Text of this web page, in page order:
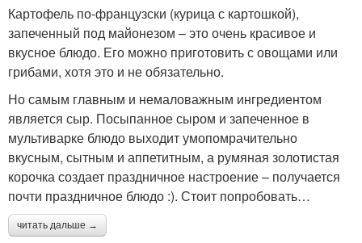
Картофель по-французски (курица с картошкой),
запеченный под майонезом – это очень красивое и
вкусное блюдо. Его можно приготовить с овощами или
грибами, хотя это и не обязательно.
Но самым главным и немаловажным ингредиентом
является сыр. Посыпанное сыром и запеченное в
мультиварке блюдо выходит умопомрачительно
вкусным, сытным и аппетитным, а румяная золотистая
корочка создает праздничное настроение – получается
почти праздничное блюдо :). Стоит попробовать…
читать дальше →